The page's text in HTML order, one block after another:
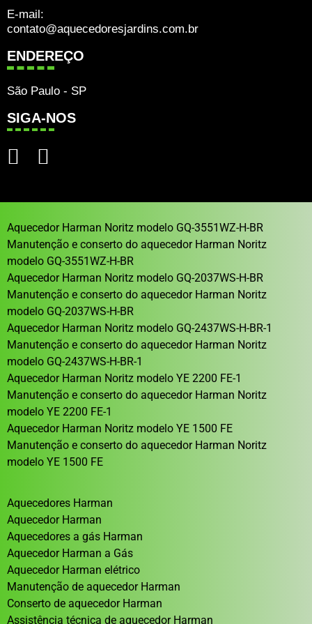
E-mail:
contato@aquecedoresjardins.com.br
ENDEREÇO
São Paulo - SP
SIGA-NOS
Aquecedor Harman Noritz modelo GQ-3551WZ-H-BR
Manutenção e conserto do aquecedor Harman Noritz
modelo GQ-3551WZ-H-BR
Aquecedor Harman Noritz modelo GQ-2037WS-H-BR
Manutenção e conserto do aquecedor Harman Noritz
modelo GQ-2037WS-H-BR
Aquecedor Harman Noritz modelo GQ-2437WS-H-BR-1
Manutenção e conserto do aquecedor Harman Noritz
modelo GQ-2437WS-H-BR-1
Aquecedor Harman Noritz modelo YE 2200 FE-1
Manutenção e conserto do aquecedor Harman Noritz
modelo YE 2200 FE-1
Aquecedor Harman Noritz modelo YE 1500 FE
Manutenção e conserto do aquecedor Harman Noritz
modelo YE 1500 FE
Aquecedores Harman
Aquecedor Harman
Aquecedores a gás Harman
Aquecedor Harman a Gás
Aquecedor Harman elétrico
Manutenção de aquecedor Harman
Conserto de aquecedor Harman
Assistência técnica de aquecedor Harman